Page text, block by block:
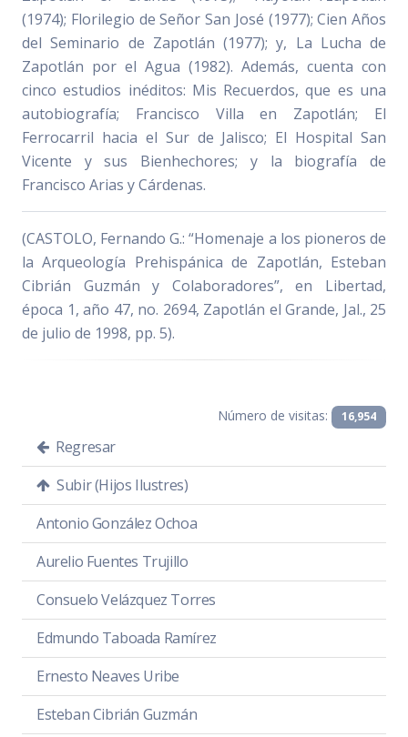
(1974); Florilegio de Señor San José (1977); Cien Años
del Seminario de Zapotlán (1977); y, La Lucha de
Zapotlán por el Agua (1982). Además, cuenta con
cinco estudios inéditos: Mis Recuerdos, que es una
autobiografía; Francisco Villa en Zapotlán; El
Ferrocarril hacia el Sur de Jalisco; El Hospital San
Vicente y sus Bienhechores; y la biografía de
Francisco Arias y Cárdenas.
(CASTOLO, Fernando G.: “Homenaje a los pioneros de
la Arqueología Prehispánica de Zapotlán, Esteban
Cibrián Guzmán y Colaboradores”, en Libertad,
época 1, año 47, no. 2694, Zapotlán el Grande, Jal., 25
de julio de 1998, pp. 5).
Número de visitas: 16,954
Regresar
Subir (Hijos Ilustres)
Antonio González Ochoa
Aurelio Fuentes Trujillo
Consuelo Velázquez Torres
Edmundo Taboada Ramírez
Ernesto Neaves Uribe
Esteban Cibrián Guzmán